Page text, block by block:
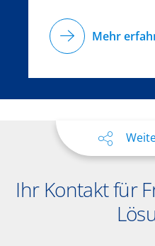
Mehr
Ihr Kontakt für